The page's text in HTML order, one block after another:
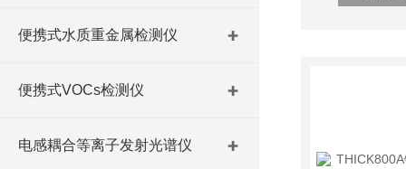
便携式水质重金属检测仪
便携式VOCs检测仪
电感耦合等离子发射光谱仪